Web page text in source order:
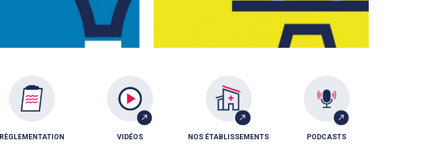
RÈGLEMENTATION VIDÉOS NOS ÉTABLISSEMENTS PODCASTS